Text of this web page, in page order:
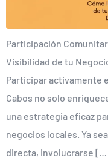
Participación
Visibilidad de tu
Participar activamente
Cabos no solo
una estrategia eficaz
negocios locales. Ya
directa, involucrarse